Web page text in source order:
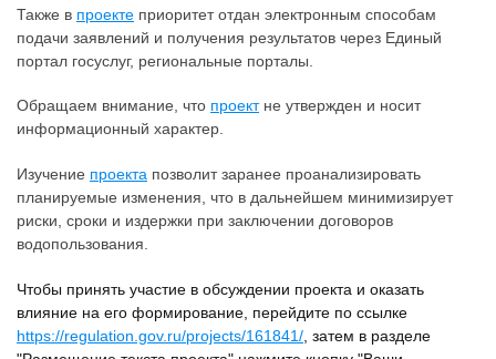
Также в проекте приоритет отдан электронным способам
подачи заявлений и получения результатов через Единый
портал госуслуг, региональные порталы.
Обращаем внимание, что проектне утвержден и носит
информационный характер.
Изучение проекта позволит заранее проанализировать
планируемые изменения, что в дальнейшем минимизирует
риски, сроки и издержки при заключении договоров
водопользования.
Чтобы принять участие в обсуждении проекта и оказать
влияние на его формирование, перейдите по ссылке
https://regulation.gov.ru/projects/161841/ , затем в разделе